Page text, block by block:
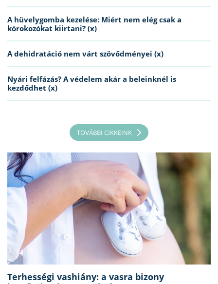
A hüvelygomba kezelése: Miért nem elég csak a
kórokozókat kiirtani? (x)
A dehidratáció nem várt szövődményei (x)
Nyári felfázás? A védelem akár a beleinknél is
kezdődhet (x)
TOVÁBBI CIKKEINK
Terhességi vashiány: a vasra bizony